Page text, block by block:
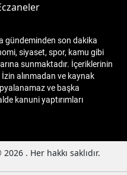
gündeminden son dakika
siyaset, spor, kamu gibi
sunmaktadır. İçeriklerinin
alınmadan ve kaynak
ve başka
kanuni yaptırımları
. Her hakkı saklıdır.